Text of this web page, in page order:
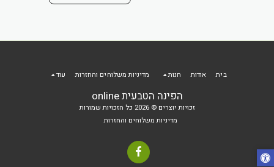
הפינה הטבעית online
זכויות יוצרים © 2026 כל הזכויות שמורות
מדיניות משלוחים והחזרות
בית אודות חנות מדיניות משלוחים והחזרות עוד